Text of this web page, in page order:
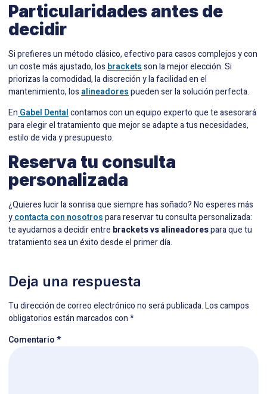
Particularidades antes de
decidir
Si prefieres un método clásico, efectivo para casos complejos y con
un coste más ajustado, los bracketsson la mejor elección. Si
priorizas la comodidad, la discreción y la facilidad en el
mantenimiento, los alineadorespueden ser la solución perfecta.
En Gabel Dentalcontamos con un equipo experto que te asesorará
para elegir el tratamiento que mejor se adapte a tus necesidades,
estilo de vida y presupuesto.
Reserva tu consulta
personalizada
¿Quieres lucir la sonrisa que siempre has soñado? No esperes más
ycontacta con nosotrospara reservar tu consulta personalizada:
te ayudamos a decidir entre brackets vs alineadorespara que tu
tratamiento sea un éxito desde el primer día.
Deja una respuesta
Tu dirección de correo electrónico no será publicada.Los campos
obligatorios están marcados con*
Comentario*